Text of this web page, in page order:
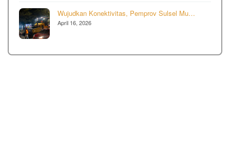
Wujudkan Konektivitas, Pemprov Sulsel Mu…
April 16, 2026